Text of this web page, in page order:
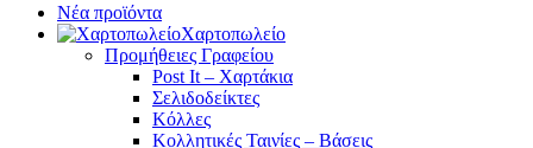
Νέα προϊόντα
Χαρτοπωλείο
Προμήθειες Γραφείου
Post It – Χαρτάκια
Σελιδοδείκτες
Κόλλες
Κολλητικές Ταινίες – Βάσεις